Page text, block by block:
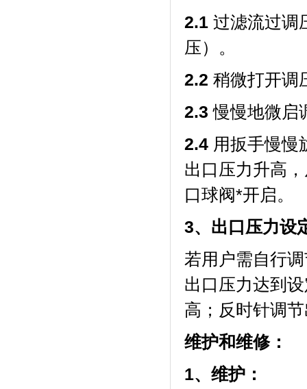
2.1 过滤流过调
压）。
2.2 稍微打开调
2.3 慢慢地微启
2.4 用扳手慢慢
出口压力升高
口球阀*开启。
3、出口压力设
若用户需自行
出口压力达到
高；反时针调
维护和维修：
1、维护：